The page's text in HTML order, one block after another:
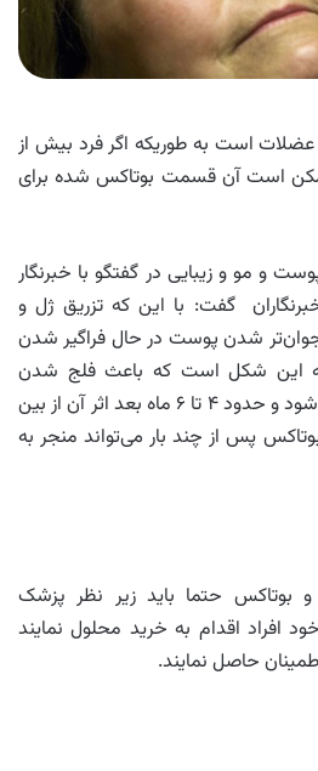
است به طوریکه اگر فرد بیش از
است آن قسمت بوتاکس شده برای
و مو و زیبایی در گفتگو با خبرنگار
گفت: با این که تزریق ژل و
جوان‌تر شدن پوست در حال فراگیر شدن
این شکل است که باعث فلج شدن
عضلات به صورت موقت می‌شود و حدود ۴ تا ۶ ماه بعد اثر آن از بین
پس از چند بار می‌تواند منجر به
بوتاکس حتما باید زیر نظر پزشک
افراد اقدام به خرید محلول نمایند
حاصل نمایند.